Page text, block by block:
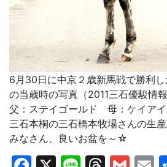
6月30日に中京２歳新馬戦で勝利
の当歳時の写真（2011三石優駿情報
父：ステイゴールド 母：ケイアイ
三石本桐の三石橋本牧場さんの生産
みなさん、良いお盆を～☆